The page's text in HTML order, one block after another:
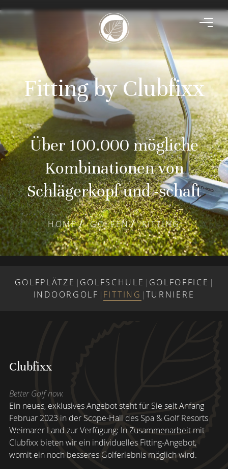
Fitting by Clubfixx
Über 100.000 mögliche
Kombinationen von
Schlägerkopf und -schaft
HOME GOLFEN FITTING
GOLFPLÄTZE | GOLFSCHULE | GOLFOFFICE |
INDOORGOLF | FITTING |TURNIERE
Clubfixx
Better Golf now.
Ein neues, exklusives Angebot steht für Sie seit Anfang
Februar 2023 in der Scope-Hall des Spa & Golf Resorts
Weimarer Land zur Verfügung: In Zusammenarbeit mit
Clubfixx bieten wir ein individuelles Fitting-Angebot,
womit ein noch besseres Golferlebnis möglich wird.